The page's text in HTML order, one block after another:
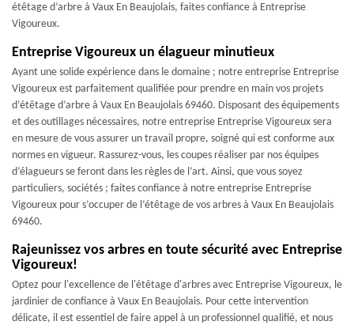
étêtage d’arbre à Vaux En Beaujolais, faites confiance à Entreprise
Vigoureux.
Entreprise Vigoureux un élagueur minutieux
Ayant une solide expérience dans le domaine ; notre entreprise Entreprise
Vigoureux est parfaitement qualifiée pour prendre en main vos projets
d’étêtage d’arbre à Vaux En Beaujolais 69460. Disposant des équipements
et des outillages nécessaires, notre entreprise Entreprise Vigoureux sera
en mesure de vous assurer un travail propre, soigné qui est conforme aux
normes en vigueur. Rassurez-vous, les coupes réaliser par nos équipes
d’élagueurs se feront dans les règles de l’art. Ainsi, que vous soyez
particuliers, sociétés ; faites confiance à notre entreprise Entreprise
Vigoureux pour s’occuper de l’étêtage de vos arbres à Vaux En Beaujolais
69460.
Rajeunissez vos arbres en toute sécurité avec Entreprise
Vigoureux!
Optez pour l'excellence de l'étêtage d'arbres avec Entreprise Vigoureux, le
jardinier de confiance à Vaux En Beaujolais. Pour cette intervention
délicate, il est essentiel de faire appel à un professionnel qualifié, et nous